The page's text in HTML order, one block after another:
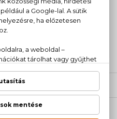
napos visszaküldési
ügyfélszolgálatunkat: